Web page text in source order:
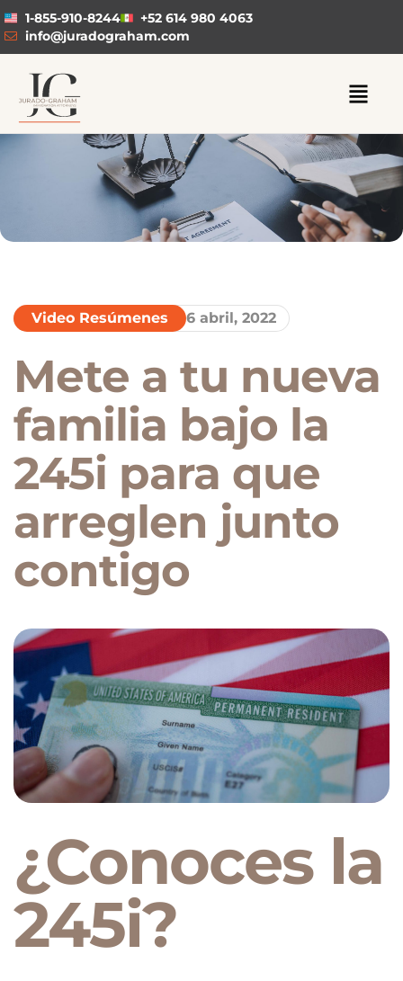
1-855-910-8244
+52 614 980 4063
info@juradograham.com
Video Resúmenes 6 abril, 2022
Mete a tu nueva
familia bajo la
245i para que
arreglen junto
contigo
¿Conoces la
245i?